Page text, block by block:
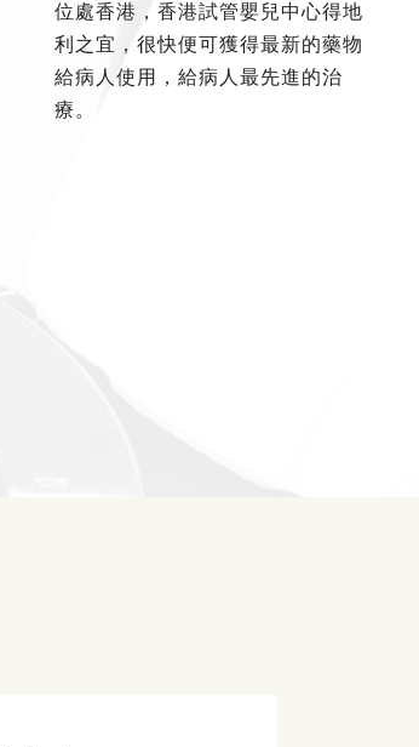
位處香港，香港試管嬰兒中心得地
利之宜，很快便可獲得最新的藥物
給病人使用，給病人最先進的治
療。